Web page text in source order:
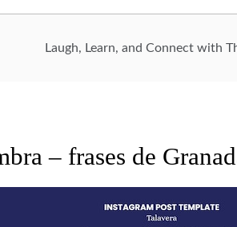
Laugh, Learn, and Connect with
– frases de